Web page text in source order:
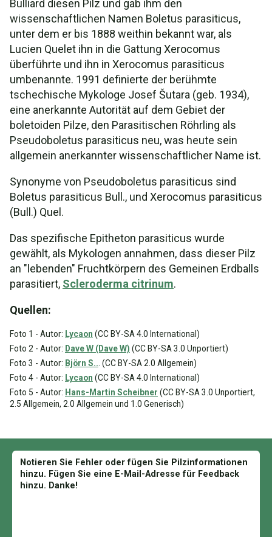
Bulliard diesen Pilz und gab ihm den
wissenschaftlichen Namen Boletus parasiticus,
unter dem er bis 1888 weithin bekannt war, als
Lucien Quelet ihn in die Gattung Xerocomus
überführte und ihn in Xerocomus parasiticus
umbenannte. 1991 definierte der berühmte
tschechische Mykologe Josef Šutara (geb. 1934),
eine anerkannte Autorität auf dem Gebiet der
boletoiden Pilze, den Parasitischen Röhrling als
Pseudoboletus parasiticus neu, was heute sein
allgemein anerkannter wissenschaftlicher Name ist.
Synonyme von Pseudoboletus parasiticus sind
Boletus parasiticus Bull., und Xerocomus parasiticus
(Bull.) Quel.
Das spezifische Epitheton parasiticus wurde
gewählt, als Mykologen annahmen, dass dieser Pilz
an "lebenden" Fruchtkörpern des Gemeinen Erdballs
parasitiert, Scleroderma citrinum.
Quellen:
Foto 1 - Autor: Lycaon (CC BY-SA 4.0 International)
Foto 2 - Autor: Dave W (Dave W) (CC BY-SA 3.0 Unportiert)
Foto 3 - Autor: Björn S.. . (CC BY-SA 2.0 Allgemein)
Foto 4 - Autor: Lycaon (CC BY-SA 4.0 International)
Foto 5 - Autor: Hans-Martin Scheibner (CC BY-SA 3.0 Unportiert,
2.5 Allgemein, 2.0 Allgemein und 1.0 Generisch)